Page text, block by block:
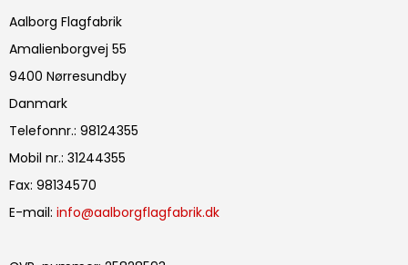
Aalborg Flagfabrik
Amalienborgvej 55
9400 Nørresundby
Danmark
Telefonnr.: 98124355
Mobil nr.: 31244355
Fax: 98134570
E-mail: info@aalborgflagfabrik.dk